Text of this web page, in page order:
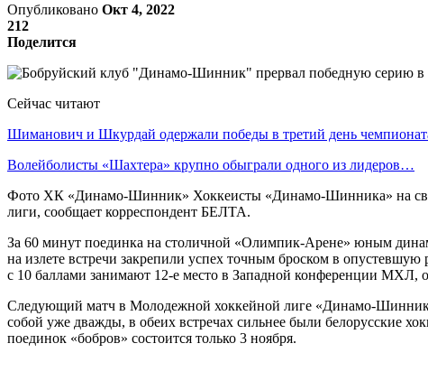
Опубликовано Окт 4, 2022
212
Поделится
Сейчас читают
Шиманович и Шкурдай одержали победы в третий день
Волейболисты «Шахтера» крупно обыграли одного из лидеров…
Фото ХК «Динамо-Шинник» Хоккеисты «Динамо-Шинника» на
лиги, сообщает корреспондент БЕЛТА.
За 60 минут поединка на столичной «Олимпик-Арене» юным
на излете встречи закрепили успех точным броском в
с 10 баллами занимают 12-е место в Западной конференции МХЛ,
Следующий матч в Молодежной хоккейной лиге «Динамо-
собой уже дважды, в обеих встречах сильнее были белорусские
поединок «бобров» состоится только 3 ноября.